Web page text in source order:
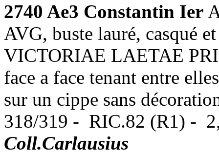
2740 Ae3 Constantin Ier
AVG, buste lauré, casqué
VICTORIAE LAETAE
face a face tenant entre
sur un cippe sans
318/319 - RIC.82 (R1) -
Coll.Carlausius